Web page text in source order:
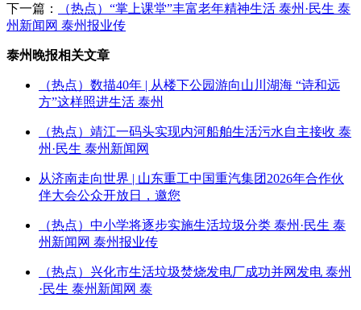
下一篇：
（热点）“掌上课堂”丰富老年精神生活 泰州·民生 泰
州新闻网 泰州报业传
泰州晚报相关文章
（热点）数描40年 | 从楼下公园游向山川湖海 “诗和远
方”这样照进生活 泰州
（热点）靖江一码头实现内河船舶生活污水自主接收 泰
州·民生 泰州新闻网
从济南走向世界 | 山东重工中国重汽集团2026年合作伙
伴大会公众开放日，邀您
（热点）中小学将逐步实施生活垃圾分类 泰州·民生 泰
州新闻网 泰州报业传
（热点）兴化市生活垃圾焚烧发电厂成功并网发电 泰州
·民生 泰州新闻网 泰